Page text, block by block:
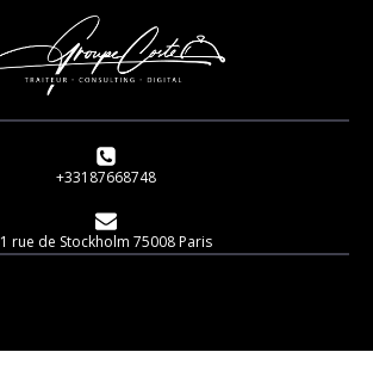
+33187668748
1 rue de Stockholm 75008 Paris